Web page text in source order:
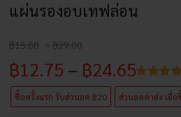
แผ่นรองอบเทฟล่อน
฿15.00 – ฿29.00
฿15.00
through
฿29.00
฿12.75 – ฿24.65Price
ซื้อครั้งแรก รับส่วนลด ฿20 ส่วนลดค่าส่ง เมื่
ให้
คะแนน
4.88จาก 5
32